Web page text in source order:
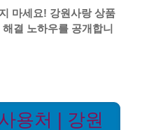
마세요! 강원사랑 상품
결 노하우를 공개합니
용처 | 강원